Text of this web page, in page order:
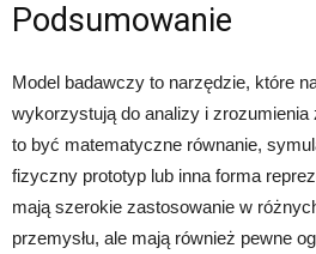
Podsumowanie
Model badawczy to narzędzie, które
wykorzystują do analizy i zrozumienia
to być matematyczne równanie,
fizyczny prototyp lub inna forma
mają szerokie zastosowanie w
przemysłu, ale mają również pewne